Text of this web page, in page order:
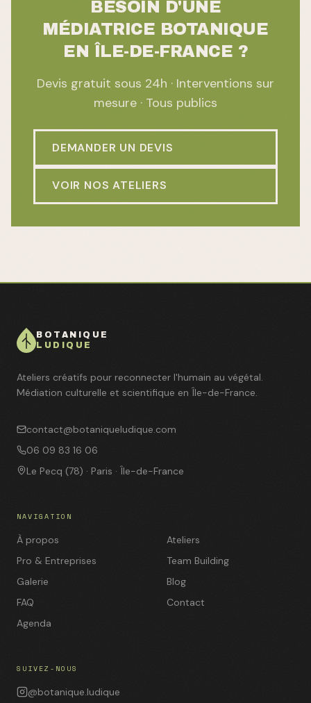
BESOIN D'UNE
MÉDIATRICE BOTANIQUE
EN ÎLE-DE-FRANCE ?
Devis gratuit sous 24h · Interventions sur
mesure · Tous publics
DEMANDER UN DEVIS
VOIR NOS ATELIERS
BOTANIQUE
LUDIQUE
Ateliers créatifs pour reconnecter l'humain au végétal.
Médiation culturelle et scientifique en Île-de-France.
contact@botaniqueludique.com
06 09 83 16 06
Le Pecq (78) · Paris · Île-de-France
NAVIGATION
À propos
Ateliers
Pro & Entreprises
Team Building
Galerie
Blog
FAQ
Contact
Agenda
SUIVEZ-NOUS
@botanique.ludique